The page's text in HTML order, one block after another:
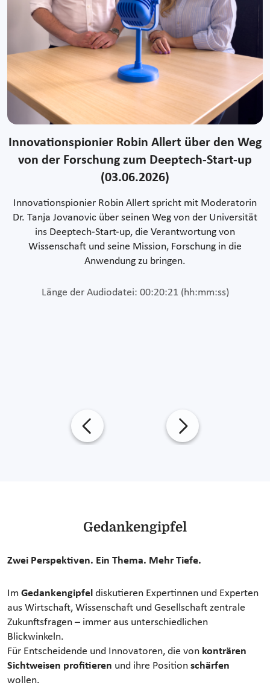
Innovationspionier Robin Allert über den Weg
von der Forschung zum Deeptech-Start-up
(03.06.2026)
Innovationspionier Robin Allert spricht mit Moderatorin
Dr. Tanja Jovanovic über seinen Weg von der Universität
ins Deeptech-Start-up, die Verantwortung von
Wissenschaft und seine Mission, Forschung in die
Anwendung zu bringen.
Länge der Audiodatei: 00:20:21 (hh:mm:ss)
Gedankengipfel
Zwei Perspektiven. Ein Thema. Mehr Tiefe.
Im Gedankengipfel diskutieren Expertinnen und Experten
aus Wirtschaft, Wissenschaft und Gesellschaft zentrale
Zukunftsfragen – immer aus unterschiedlichen
Blickwinkeln.
Für Entscheidende und Innovatoren, die von konträren
Sichtweisen profitieren und ihre Position schärfen
wollen.